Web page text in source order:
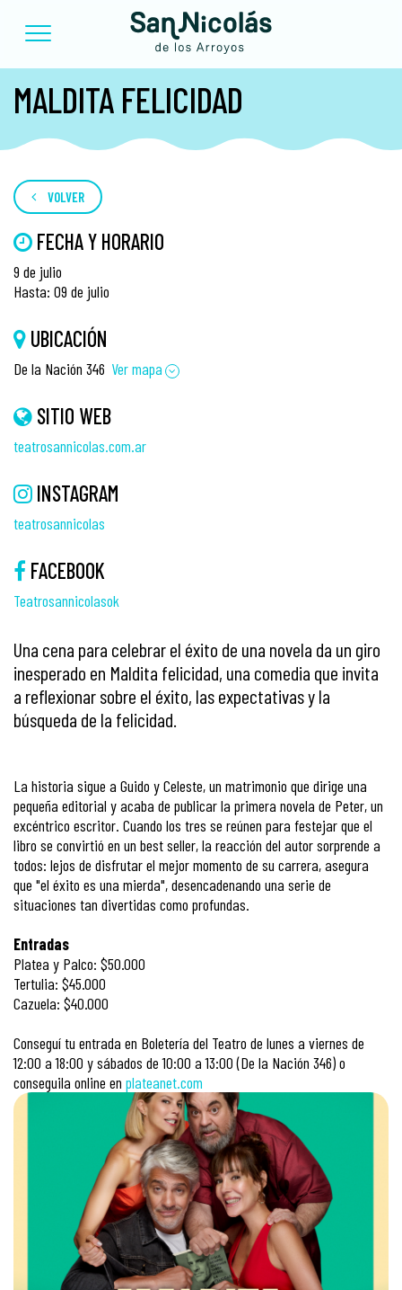
MALDITA FELICIDAD
VOLVER
FECHA Y HORARIO
9 de julio
Hasta: 09 de julio
UBICACIÓN
De la Nación 346 Ver mapa
SITIO WEB
teatrosannicolas.com.ar
INSTAGRAM
teatrosannicolas
FACEBOOK
Teatrosannicolasok
Una cena para celebrar el éxito de una novela da un giro
inesperado en Maldita felicidad, una comedia que invita
a reflexionar sobre el éxito, las expectativas y la
búsqueda de la felicidad.
La historia sigue a Guido y Celeste, un matrimonio que dirige una
pequeña editorial y acaba de publicar la primera novela de Peter, un
excéntrico escritor. Cuando los tres se reúnen para festejar que el
libro se convirtió en un best seller, la reacción del autor sorprende a
todos: lejos de disfrutar el mejor momento de su carrera, asegura
que "el éxito es una mierda", desencadenando una serie de
situaciones tan divertidas como profundas.
Entradas
Platea y Palco: $50.000
Tertulia: $45.000
Cazuela: $40.000
Conseguí tu entrada en Boletería del Teatro de lunes a viernes de
12:00 a 18:00 y sábados de 10:00 a 13:00 (De la Nación 346) o
conseguila online en plateanet.com